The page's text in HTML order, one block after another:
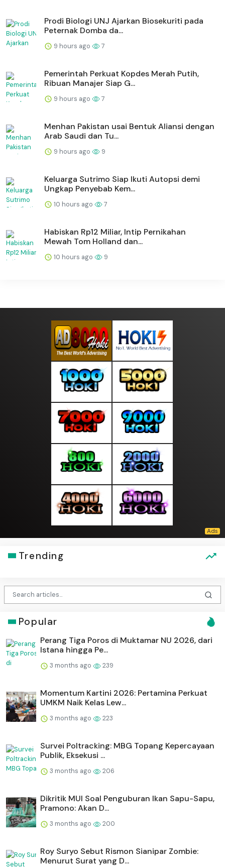
Prodi Biologi UNJ Ajarkan Biosekuriti pada
Peternak Domba da...
9 hours ago 7
Pemerintah Perkuat Kopdes Merah Putih,
Ribuan Manajer Siap G...
9 hours ago 7
Menhan Pakistan usai Bentuk Aliansi dengan
Arab Saudi dan Tu...
9 hours ago 9
Keluarga Sutrimo Siap Ikuti Autopsi demi
Ungkap Penyebab Kem...
10 hours ago 7
Habiskan Rp12 Miliar, Intip Pernikahan
Mewah Tom Holland dan...
10 hours ago 9
Trending
Popular
Perang Tiga Poros di Muktamar NU 2026, dari
Istana hingga Pe...
3 months ago 239
Momentum Kartini 2026: Pertamina Perkuat
UMKM Naik Kelas Lew...
3 months ago 223
Survei Poltracking: MBG Topang Kepercayaan
Publik, Eksekusi ...
3 months ago 206
Dikritik MUI Soal Penguburan Ikan Sapu-Sapu,
Pramono: Akan D...
3 months ago 200
Roy Suryo Sebut Rismon Sianipar Zombie:
Menurut Surat yang D...